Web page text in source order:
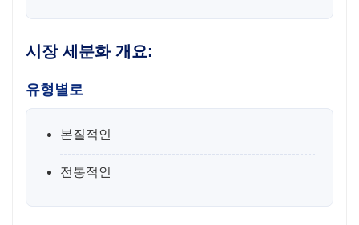
시장 세분화 개요:
유형별로
본질적인
전통적인